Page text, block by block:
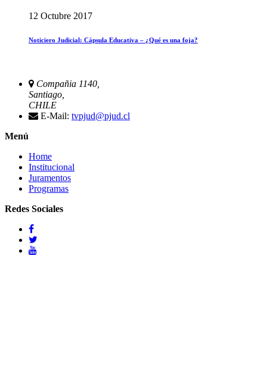
12 Octubre 2017
Noticiero Judicial: Cápsula Educativa – ¿Qué es una foja?
Compañia 1140,
Santiago,
CHILE
E-Mail: tvpjud@pjud.cl
Menú
Home
Institucional
Juramentos
Programas
Redes Sociales